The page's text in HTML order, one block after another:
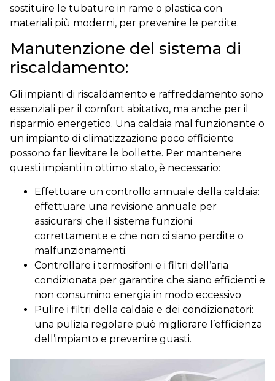
sostituire le tubature in rame o plastica con
materiali più moderni, per prevenire le perdite.
Manutenzione del sistema di
riscaldamento:
Gli impianti di riscaldamento e raffreddamento sono
essenziali per il comfort abitativo, ma anche per il
risparmio energetico. Una caldaia mal funzionante o
un impianto di climatizzazione poco efficiente
possono far lievitare le bollette. Per mantenere
questi impianti in ottimo stato, è necessario:
Effettuare un controllo annuale della caldaia:
effettuare una revisione annuale per
assicurarsi che il sistema funzioni
correttamente e che non ci siano perdite o
malfunzionamenti.
Controllare i termosifoni e i filtri dell’aria
condizionata per garantire che siano efficienti e
non consumino energia in modo eccessivo
Pulire i filtri della caldaia e dei condizionatori:
una pulizia regolare può migliorare l’efficienza
dell’impianto e prevenire guasti.